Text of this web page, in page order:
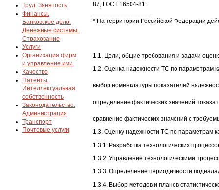
Труд. Занятость
Финансы.
Банковское дело.
Денежные системы.
Страхование
Услуги
Организация фирм
и управление ими
Качество
Патенты.
Интеллектуальная
собственность
Законодательство.
Администрация
Транспорт
Почтовые услуги
87, ГОСТ 16504-81.
* На территории Российской Федерации
1.1. Цели, общие требования и задачи
1.2. Оценка надежности ТС по параметрам
выбор номенклатуры показателей
определение фактических значений
сравнение фактических значений с
1.3. Оценку надежности ТС по параметрам
1.3.1. Разработка технологических
1.3.2. Управление технологическими
1.3.3. Определение периодичности
1.3.4. Выбор методов и планов